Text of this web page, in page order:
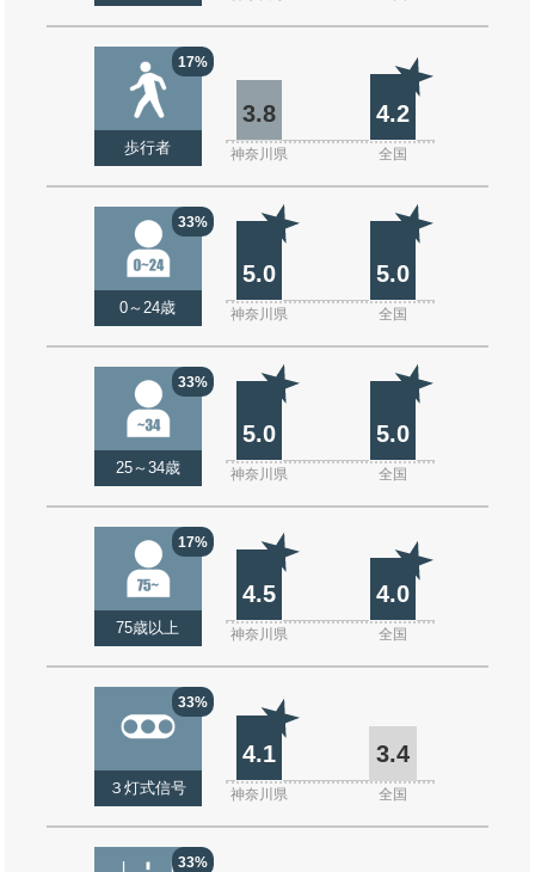
17%
歩行者
3.8 4.2
神奈川県 全国
33%
0～24歳
5.0 5.0
神奈川県 全国
33%
25～34歳
5.0 5.0
神奈川県 全国
17%
75歳以上
4.5 4.0
神奈川県 全国
33%
３灯式信号
4.1 3.4
神奈川県 全国
33%